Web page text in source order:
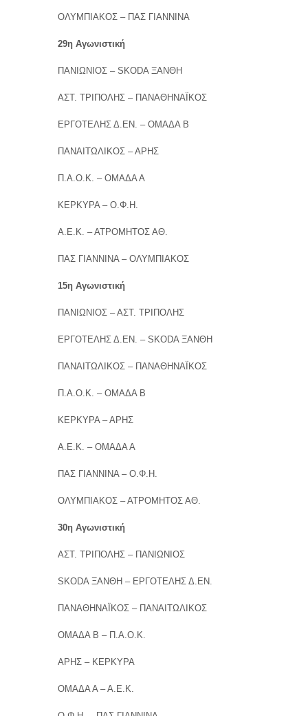
ΟΛΥΜΠΙΑΚΟΣ – ΠΑΣ ΓΙΑΝΝΙΝΑ
29η Αγωνιστική
ΠΑΝΙΩΝΙΟΣ – SKODA ΞΑΝΘΗ
ΑΣΤ. ΤΡΙΠΟΛΗΣ – ΠΑΝΑΘΗΝΑΪΚΟΣ
ΕΡΓΟΤΕΛΗΣ Δ.ΕΝ. – ΟΜΑΔΑ Β
ΠΑΝΑΙΤΩΛΙΚΟΣ – ΑΡΗΣ
Π.Α.Ο.Κ. – ΟΜΑΔΑ Α
ΚΕΡΚΥΡΑ – Ο.Φ.Η.
Α.Ε.Κ. – ΑΤΡΟΜΗΤΟΣ ΑΘ.
ΠΑΣ ΓΙΑΝΝΙΝΑ – ΟΛΥΜΠΙΑΚΟΣ
15η Αγωνιστική
ΠΑΝΙΩΝΙΟΣ – ΑΣΤ. ΤΡΙΠΟΛΗΣ
ΕΡΓΟΤΕΛΗΣ Δ.ΕΝ. – SKODA ΞΑΝΘΗ
ΠΑΝΑΙΤΩΛΙΚΟΣ – ΠΑΝΑΘΗΝΑΪΚΟΣ
Π.Α.Ο.Κ. – ΟΜΑΔΑ Β
ΚΕΡΚΥΡΑ – ΑΡΗΣ
Α.Ε.Κ. – ΟΜΑΔΑ Α
ΠΑΣ ΓΙΑΝΝΙΝΑ – Ο.Φ.Η.
ΟΛΥΜΠΙΑΚΟΣ – ΑΤΡΟΜΗΤΟΣ ΑΘ.
30η Αγωνιστική
ΑΣΤ. ΤΡΙΠΟΛΗΣ – ΠΑΝΙΩΝΙΟΣ
SKODA ΞΑΝΘΗ – ΕΡΓΟΤΕΛΗΣ Δ.ΕΝ.
ΠΑΝΑΘΗΝΑΪΚΟΣ – ΠΑΝΑΙΤΩΛΙΚΟΣ
ΟΜΑΔΑ Β – Π.Α.Ο.Κ.
ΑΡΗΣ – ΚΕΡΚΥΡΑ
ΟΜΑΔΑ Α – Α.Ε.Κ.